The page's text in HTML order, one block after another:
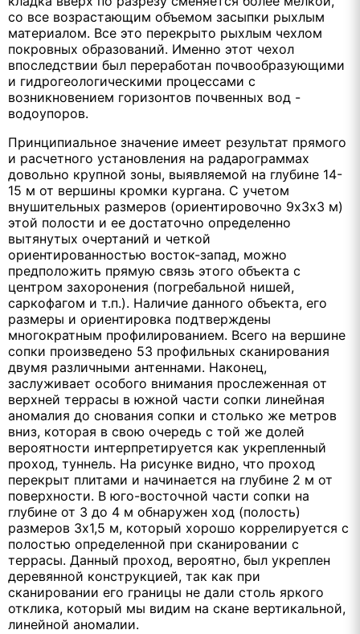
со все возрастающим объемом засыпки рыхлым
материалом. Все это перекрыто рыхлым чехлом
покровных образований. Именно этот чехол
впоследствии был переработан почвообразующими
и гидрогеологическими процессами с
возникновением горизонтов почвенных вод -
водоупоров.
Принципиальное значение имеет результат прямого
и расчетного установления на радарограммах
довольно крупной зоны, выявляемой на глубине 14-
15 м от вершины кромки кургана. С учетом
внушительных размеров (ориентировочно 9х3х3 м)
этой полости и ее достаточно определенно
вытянутых очертаний и четкой
ориентированностью восток-запад, можно
предположить прямую связь этого объекта с
центром захоронения (погребальной нишей,
саркофагом и т.п.). Наличие данного объекта, его
размеры и ориентировка подтверждены
многократным профилированием. Всего на вершине
сопки произведено 53 профильных сканирования
двумя различными антеннами. Наконец,
заслуживает особого внимания прослеженная от
верхней террасы в южной части сопки линейная
аномалия до снования сопки и столько же метров
вниз, которая в свою очередь с той же долей
вероятности интерпретируется как укрепленный
проход, туннель. На рисунке видно, что проход
перекрыт плитами и начинается на глубине 2 м от
поверхности. В юго-восточной части сопки на
глубине от 3 до 4 м обнаружен ход (полость)
размеров 3х1,5 м, который хорошо коррелируется с
полостью определенной при сканировании с
террасы. Данный проход, вероятно, был укреплен
деревянной конструкцией, так как при
сканировании его границы не дали столь яркого
отклика, который мы видим на скане вертикальной,
линейной аномалии.